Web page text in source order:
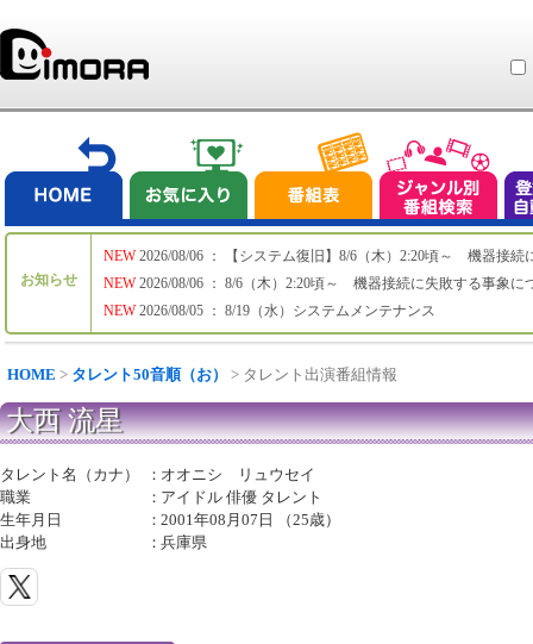
お知らせ
NEW
NEW
NEW
2026/08/06 ： 【システム復旧】8/6（木）2:20頃～ 機器接続
2026/08/06 ： 8/6（木）2:20頃～ 機器接続に失敗する事象に
2026/08/05 ： 8/19（水）システムメンテナンス
HOME > タレント50音順（お） > タレント出演番組情報
大西 流星
タレント名（カナ） ： オオニシ リュウセイ
職業
： アイドル 俳優 タレント
生年月日
：2001年08月07日 （25歳）
出身地
：兵庫県